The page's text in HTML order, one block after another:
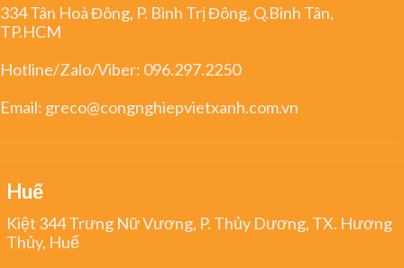
334 Tân Hoà Đông, P. Bình Trị Đông, Q.Bình Tân,
TP.HCM
Hotline/Zalo/Viber: 096.297.2250
Email: greco@congnghiepvietxanh.com.vn
Huế
Kiệt 344 Trưng Nữ Vương, P. Thủy Dương, TX. Hương
Thủy, Huế